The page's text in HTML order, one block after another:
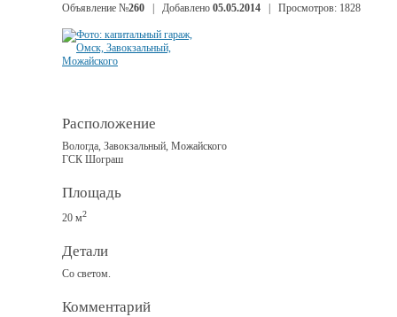
Объявление №260 | Добавлено 05.05.2014 | Просмотров: 1828
Расположение
Вологда, Завокзальный, Можайского
ГСК Шограш
Площадь
20 м2
Детали
Со светом.
Комментарий